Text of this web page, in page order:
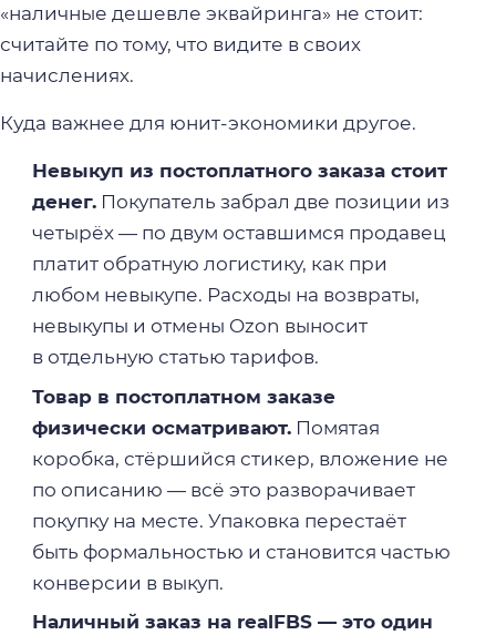
«наличные дешевле эквайринга» не стоит:
считайте по тому, что видите в своих
начислениях.
Куда важнее для юнит-экономики другое.
Невыкуп из постоплатного заказа стоит
денег.Покупатель забрал две позиции из
четырёх — по двум оставшимся продавец
платит обратную логистику, как при
любом невыкупе. Расходы на возвраты,
невыкупы и отмены Ozon выносит
в отдельную статью тарифов.
Товар в постоплатном заказе
физически осматривают.Помятая
коробка, стёршийся стикер, вложение не
по описанию — всё это разворачивает
покупку на месте. Упаковка перестаёт
быть формальностью и становится частью
конверсии в выкуп.
Наличный заказ на realFBS — это один